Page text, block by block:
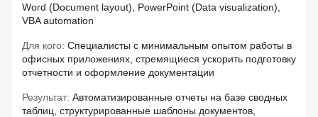
Word (Document layout), PowerPoint (Data visualization),
VBA automation
Для кого: Специалисты с минимальным опытом работы в
офисных приложениях, стремящиеся ускорить подготовку
отчетности и оформление документации
Результат: Автоматизированные отчеты на базе сводных
таблиц, структурированные шаблоны документов,